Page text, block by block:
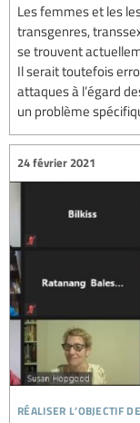
Les femmes et les
transgenres,
se trouvent
Il serait toutefois
attaques à l’égard
un problème
réaliser l’objectif
24 février 2021